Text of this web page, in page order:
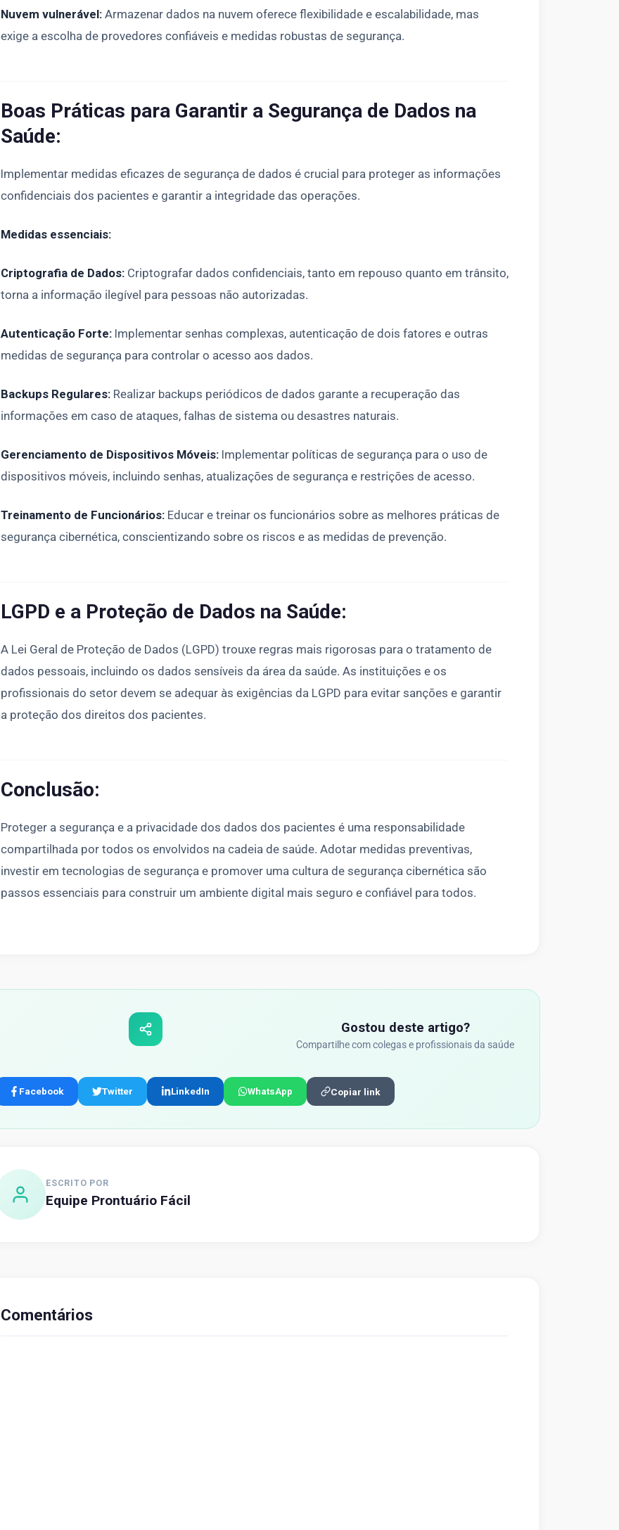
Nuvem vulnerável: Armazenar dados na nuvem oferece flexibilidade e escalabilidade, mas
exige a escolha de provedores confiáveis e medidas robustas de segurança.
Boas Práticas para Garantir a Segurança de Dados na
Saúde:
Implementar medidas eficazes de segurança de dados é crucial para proteger as informações
confidenciais dos pacientes e garantir a integridade das operações.
Medidas essenciais:
Criptografia de Dados: Criptografar dados confidenciais, tanto em repouso quanto em trânsito,
torna a informação ilegível para pessoas não autorizadas.
Autenticação Forte: Implementar senhas complexas, autenticação de dois fatores e outras
medidas de segurança para controlar o acesso aos dados.
Backups Regulares: Realizar backups periódicos de dados garante a recuperação das
informações em caso de ataques, falhas de sistema ou desastres naturais.
Gerenciamento de Dispositivos Móveis: Implementar políticas de segurança para o uso de
dispositivos móveis, incluindo senhas, atualizações de segurança e restrições de acesso.
Treinamento de Funcionários: Educar e treinar os funcionários sobre as melhores práticas de
segurança cibernética, conscientizando sobre os riscos e as medidas de prevenção.
LGPD e a Proteção de Dados na Saúde:
A Lei Geral de Proteção de Dados (LGPD) trouxe regras mais rigorosas para o tratamento de
dados pessoais, incluindo os dados sensíveis da área da saúde. As instituições e os
profissionais do setor devem se adequar às exigências da LGPD para evitar sanções e garantir
a proteção dos direitos dos pacientes.
Conclusão:
Proteger a segurança e a privacidade dos dados dos pacientes é uma responsabilidade
compartilhada por todos os envolvidos na cadeia de saúde. Adotar medidas preventivas,
investir em tecnologias de segurança e promover uma cultura de segurança cibernética são
passos essenciais para construir um ambiente digital mais seguro e confiável para todos.
Gostou deste artigo?
Compartilhe com colegas e profissionais da saúde
Facebook Twitter LinkedIn WhatsApp Copiar link
ESCRITO POR
Equipe Prontuário Fácil
Comentários